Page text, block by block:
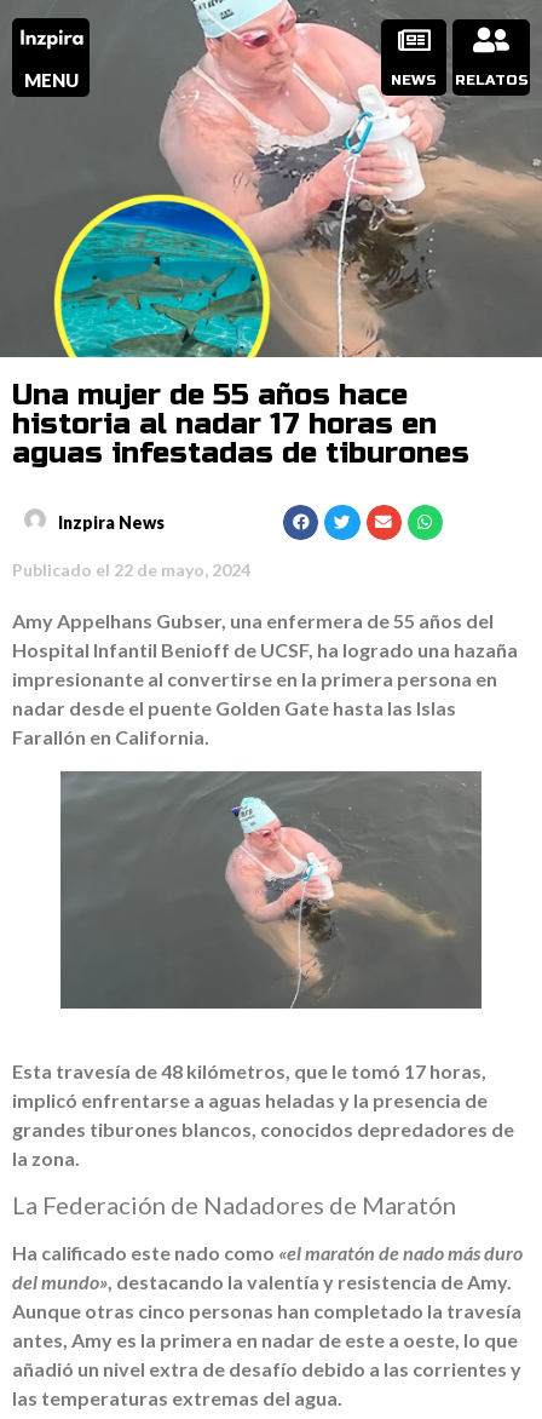
MENU NEWS RELATOS
Una mujer de 55 años hace
historia al nadar 17 horas en
aguas infestadas de tiburones
Inzpira News
Publicado el 22 de mayo, 2024
Amy Appelhans Gubser, una enfermera de 55 años del
Hospital Infantil Benioff de UCSF, ha logrado una hazaña
impresionante al convertirse en la primera persona en
nadar desde el puente Golden Gate hasta las Islas
Farallón en California.
Esta travesía de 48 kilómetros, que le tomó 17 horas,
implicó enfrentarse a aguas heladas y la presencia de
grandes tiburones blancos, conocidos depredadores de
la zona.
La Federación de Nadadores de Maratón
Ha calificado este nado como «el maratón de nado más duro
del mundo», destacando la valentía y resistencia de Amy.
Aunque otras cinco personas han completado la travesía
antes, Amy es la primera en nadar de este a oeste, lo que
añadió un nivel extra de desafío debido a las corrientes y
las temperaturas extremas del agua.